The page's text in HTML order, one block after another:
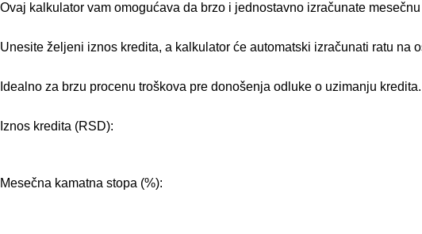
Ovaj kalkulator vam omogućava da brzo i jednostavno izračunate
Unesite željeni iznos kredita, a kalkulator će automatski izračunati ratu
Idealno za brzu procenu troškova pre donošenja odluke o uzimanju kredita.
Iznos kredita (RSD):
Mesečna kamatna stopa (%):